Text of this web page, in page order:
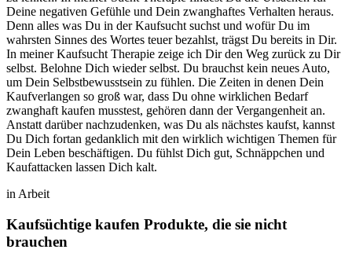
Deine negativen Gefühle und Dein zwanghaftes Verhalten heraus.
Denn alles was Du in der Kaufsucht suchst und wofür Du im
wahrsten Sinnes des Wortes teuer bezahlst, trägst Du bereits in Dir.
In meiner Kaufsucht Therapie zeige ich Dir den Weg zurück zu Dir
selbst. Belohne Dich wieder selbst. Du brauchst kein neues Auto,
um Dein Selbstbewusstsein zu fühlen. Die Zeiten in denen Dein
Kaufverlangen so groß war, dass Du ohne wirklichen Bedarf
zwanghaft kaufen musstest, gehören dann der Vergangenheit an.
Anstatt darüber nachzudenken, was Du als nächstes kaufst, kannst
Du Dich fortan gedanklich mit den wirklich wichtigen Themen für
Dein Leben beschäftigen. Du fühlst Dich gut, Schnäppchen und
Kaufattacken lassen Dich kalt.
in Arbeit
Kaufsüchtige kaufen Produkte, die sie nicht
brauchen